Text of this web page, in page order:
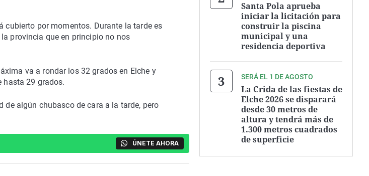
cubierto por momentos. Durante la tarde es
provincia que en principio no nos
va a rondar los 32 grados en Elche y
hasta 29 grados.
de algún chubasco de cara a la tarde, pero
ÚNETE AHORA
Santa Pola aprueba
iniciar la licitación para
construir la piscina
municipal y una
residencia deportiva
SERÁ EL 1 DE AGOSTO
La Crida de las fiestas de
Elche 2026 se disparará
desde 30 metros de
altura y tendrá más de
1.300 metros cuadrados
de superficie